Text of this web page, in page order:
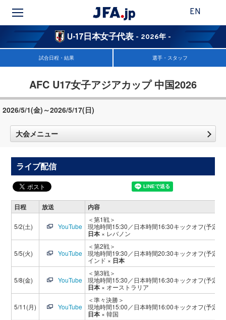
EN
U-17日本女子代表 - 2026年 -
試合日程・結果 選手・スタッフ
AFC U17女子アジアカップ 中国2026
2026/5/1(金)～2026/5/17(日)
大会メニュー
ライブ配信
日程 放送 内容
5/2(土) YouTube
＜第1戦＞
現地時間15:30／日本時間16:30キックオフ(予定)
日本 × レバノン
5/5(火) YouTube
＜第2戦＞
現地時間19:30／日本時間20:30キックオフ(予定)
インド × 日本
5/8(金) YouTube
＜第3戦＞
現地時間15:30／日本時間16:30キックオフ(予定)
日本 × オーストラリア
5/11(月) YouTube
＜準々決勝＞
現地時間15:00／日本時間16:00キックオフ(予定)
日本 × 韓国